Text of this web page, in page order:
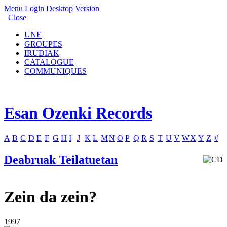
Menu Login Desktop Version
Close
UNE
GROUPES
IRUDIAK
CATALOGUE
COMMUNIQUES
Esan Ozenki Records
A B C D E F G H I J K L MN O P Q R S T U V WX Y Z #
Deabruak Teilatuetan
Zein da zein?
1997